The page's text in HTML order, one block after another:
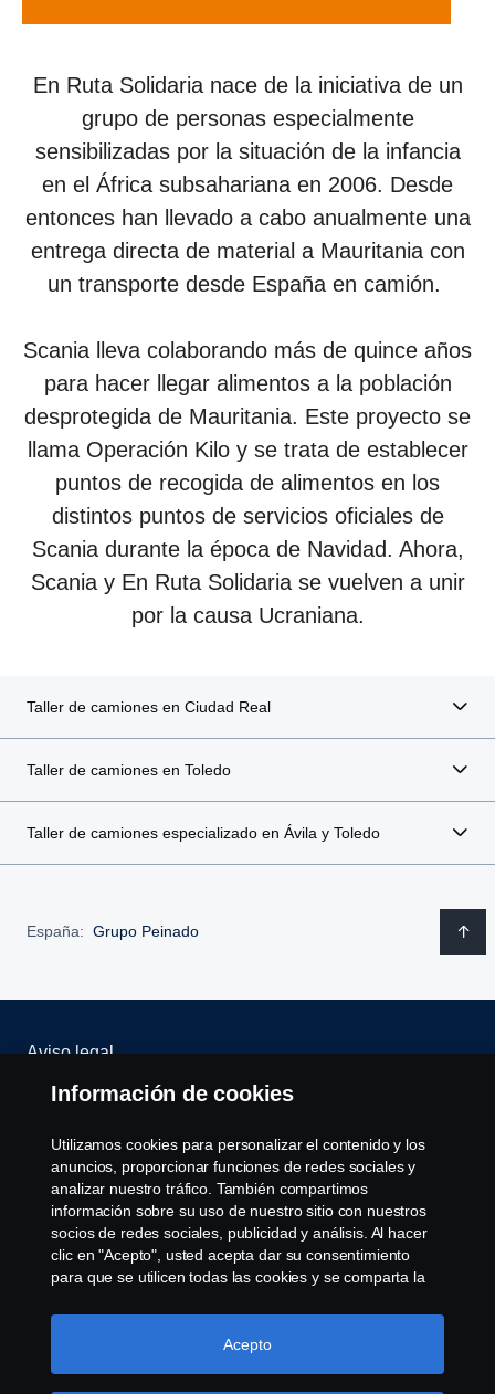
En Ruta Solidaria nace de la iniciativa de un
grupo de personas especialmente
sensibilizadas por la situación de la infancia
en el África subsahariana en 2006. Desde
entonces han llevado a cabo anualmente una
entrega directa de material a Mauritania con
un transporte desde España en camión.
Scania lleva colaborando más de quince años
para hacer llegar alimentos a la población
desprotegida de Mauritania. Este proyecto se
llama Operación Kilo y se trata de establecer
puntos de recogida de alimentos en los
distintos puntos de servicios oficiales de
Scania durante la época de Navidad. Ahora,
Scania y En Ruta Solidaria se vuelven a unir
por la causa Ucraniana.
Taller de camiones en Ciudad Real
Taller de camiones en Toledo
Taller de camiones especializado en Ávila y Toledo
España: Grupo Peinado
Aviso legal
Política de privacidad
Scania Assitance
Política de cookies
Opciones de Cookies
Información de cookies
Utilizamos cookies para personalizar el contenido y los
anuncios, proporcionar funciones de redes sociales y
analizar nuestro tráfico. También compartimos
información sobre su uso de nuestro sitio con nuestros
socios de redes sociales, publicidad y análisis. Al hacer
clic en "Acepto", usted acepta dar su consentimiento
para que se utilicen todas las cookies y se comparta la
haciendo clic en "Configuración de cookies" y
seleccionando las categorías que desea aceptar. Para
Acepto